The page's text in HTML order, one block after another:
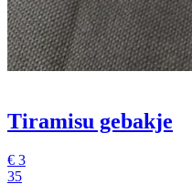
Tiramisu gebakje
€ 3
35